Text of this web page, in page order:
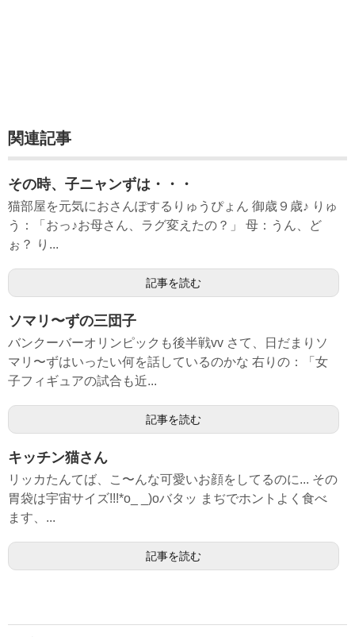
関連記事
その時、子ニャンずは・・・
猫部屋を元気におさんぽするりゅうぴょん 御歳９歳♪ りゅ
う：「おっ♪お母さん、ラグ変えたの？」 母：うん、ど
ぉ？ り...
記事を読む
ソマリ〜ずの三団子
バンクーバーオリンピックも後半戦vv さて、日だまりソ
マリ〜ずはいったい何を話しているのかな 右りの：「女
子フィギュアの試合も近...
記事を読む
キッチン猫さん
リッカたんてば、こ〜んな可愛いお顔をしてるのに... その
胃袋は宇宙サイズ!!!*o_ _)oバタッ まぢでホントよく食べ
ます、...
記事を読む